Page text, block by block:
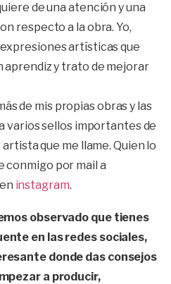
de una atención y una
respecto a la obra. Yo,
artísticas que
aprendiz y trato de mejorar
de mis propias obras y las
varios sellos importantes de
que me llame. Quien lo
conmigo por mail a
instagram.
observado que tienes
en las redes sociales,
donde das consejos
a producir,